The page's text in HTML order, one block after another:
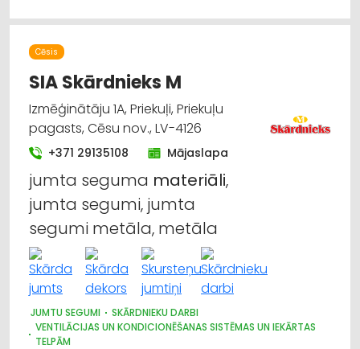
Cēsis
SIA Skārdnieks M
Izmēģinātāju 1A, Priekuļi, Priekuļu
pagasts, Cēsu nov., LV-4126
+371 29135108 Mājaslapa
jumta seguma materiāli,
jumta segumi, jumta
segumi metāla, metāla
JUMTU SEGUMI
SKĀRDNIEKU DARBI
VENTILĀCIJAS UN KONDICIONĒŠANAS SISTĒMAS UN IEKĀRTAS
TELPĀM